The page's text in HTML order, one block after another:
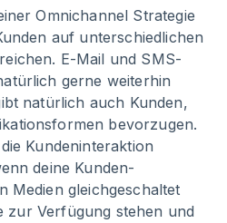
Omnichannel Strategie
auf unterschiedlichen
E-Mail und SMS-
gerne weiterhin
natürlich auch Kunden,
bevorzugen.
Kundeninteraktion
deine Kunden-
Medien gleichgeschaltet
zur Verfügung stehen und